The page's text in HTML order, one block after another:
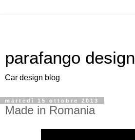
parafango design
Car design blog
martedì 15 ottobre 2013
Made in Romania